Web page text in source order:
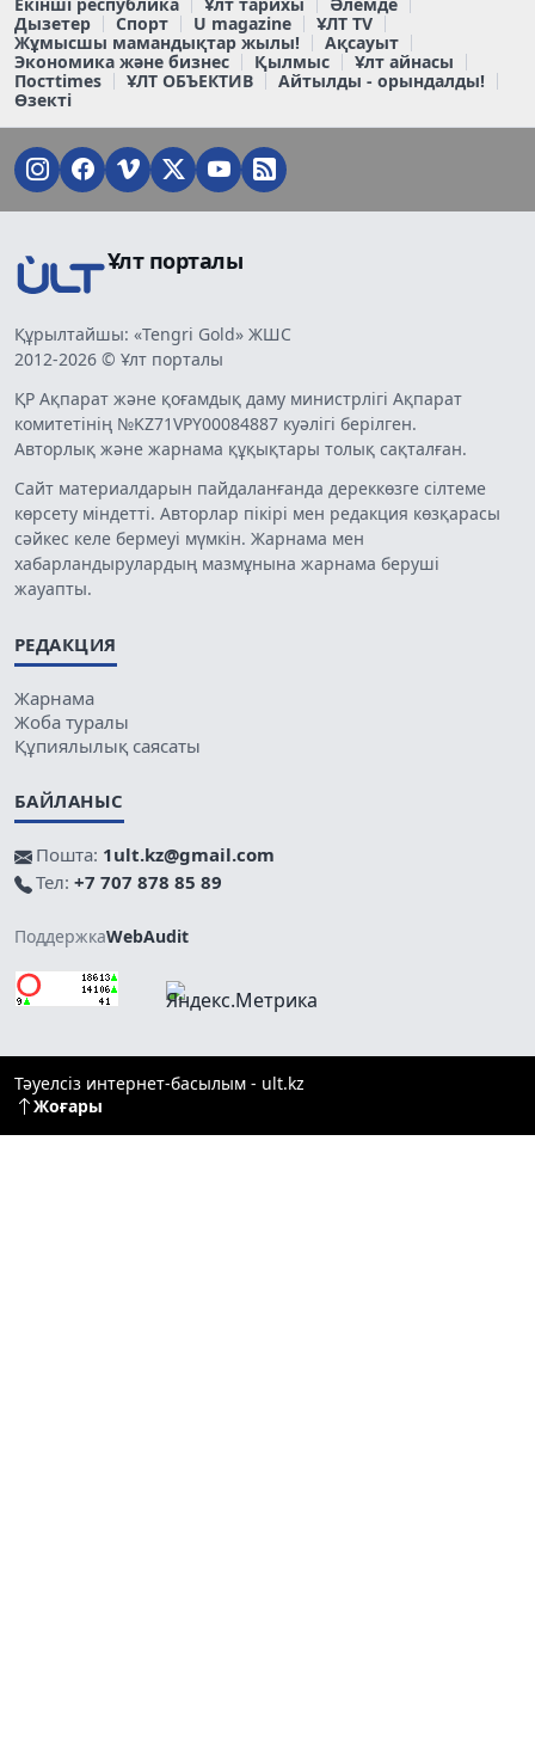
Дызетер
Спорт U magazine
ҰЛТ TV
Жұмысшы мамандықтар жылы!
Ақсауыт
Экономика және бизнес
Қылмыс
Ұлт айнасы
Постtimes
ҰЛТ ОБЪЕКТИВ
Айтылды - орындалды!
Өзекті
Ұлт порталы
Құрылтайшы: «Tengri Gold» ЖШС
2012-2026 © Ұлт порталы
ҚР Ақпарат және қоғамдық даму министрлігі Ақпарат
комитетінің №KZ71VPY00084887 куәлігі берілген.
Авторлық және жарнама құқықтары толық сақталған.
Сайт материалдарын пайдаланғанда дереккөзге сілтеме
көрсету міндетті. Авторлар пікірі мен редакция көзқарасы
сәйкес келе бермеуі мүмкін. Жарнама мен
хабарландырулардың мазмұнына жарнама беруші
жауапты.
РЕДАКЦИЯ
Жарнама
Жоба туралы
Құпиялылық саясаты
БАЙЛАНЫС
Пошта: 1ult.kz@gmail.com
Тел: +7 707 878 85 89
ПоддержкаWebAudit
Тәуелсіз интернет-басылым - ult.kz
Жоғары